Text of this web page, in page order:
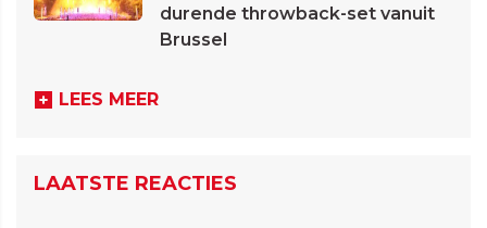
durende throwback-set vanuit
Brussel
LEES MEER
LAATSTE REACTIES